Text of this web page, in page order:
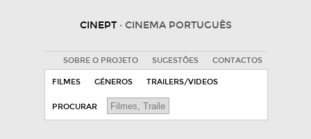
CINEPT · CINEMA PORTUGUÊS
SOBRE O PROJETO SUGESTÕES CONTACTOS
FILMES GÉNEROS TRAILERS/VIDEOS
PROCURAR